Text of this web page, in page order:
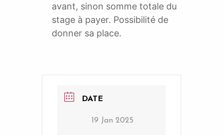
avant, sinon somme totale du
stage à payer. Possibilité de
donner sa place.
DATE
19 Jan 2025